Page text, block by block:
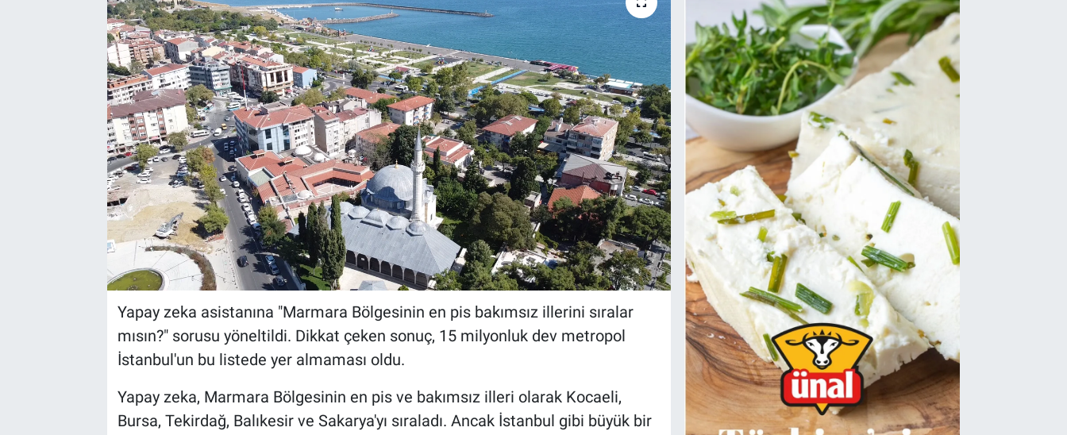
Yapay zeka asistanına "Marmara Bölgesinin en pis bakımsız illerini sıralar
mısın?" sorusu yöneltildi. Dikkat çeken sonuç, 15 milyonluk dev metropol
İstanbul'un bu listede yer almaması oldu.
Yapay zeka, Marmara Bölgesinin en pis ve bakımsız illeri olarak Kocaeli,
Bursa, Tekirdağ, Balıkesir ve Sakarya'yı sıraladı. Ancak İstanbul gibi büyük bir